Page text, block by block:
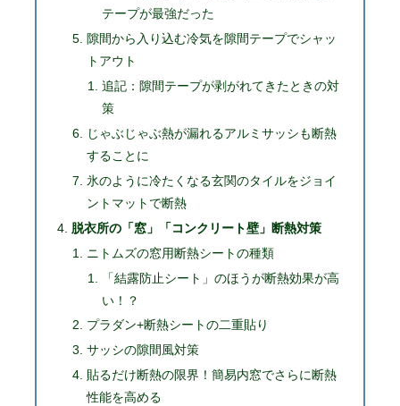
テープが最強だった
隙間から入り込む冷気を隙間テープでシャッ
トアウト
追記：隙間テープが剥がれてきたときの対
策
じゃぶじゃぶ熱が漏れるアルミサッシも断熱
することに
氷のように冷たくなる玄関のタイルをジョイ
ントマットで断熱
脱衣所の「窓」「コンクリート壁」断熱対策
ニトムズの窓用断熱シートの種類
「結露防止シート」のほうが断熱効果が高
い！？
プラダン+断熱シートの二重貼り
サッシの隙間風対策
貼るだけ断熱の限界！簡易内窓でさらに断熱
性能を高める